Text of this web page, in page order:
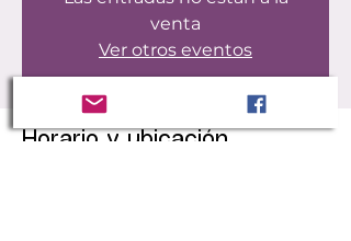
venta
Ver otros eventos
Horario y ubicación